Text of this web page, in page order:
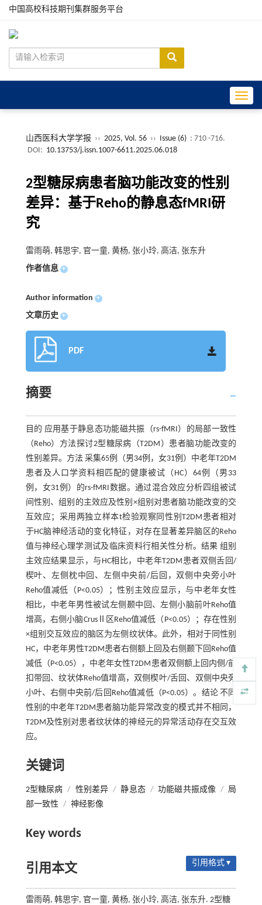
中国高校科技期刊集群服务平台
山西医科大学学报 ›› 2025, Vol. 56 ›› Issue (6) : 710 -716.
DOI: 10.13753/j.issn.1007-6611.2025.06.018
2型糖尿病患者脑功能改变的性别
差异：基于Reho的静息态fMRI研
究
雷雨萌, 韩思宇, 官一童, 黄杨, 张小玲, 高洁, 张东升
作者信息 +
Author information +
文章历史 +
PDF
摘要
目的 应用基于静息态功能磁共振（rs-fMRI）的局部一致性
（Reho）方法探讨2型糖尿病（T2DM）患者脑功能改变的
性别差异。方法 采集65例（男34例，女31例）中老年T2DM
患者及人口学资料相匹配的健康被试（HC）64例（男33
例，女31例）的rs-fMRI数据。通过混合效应分析四组被试
间性别、组别的主效应及性别×组别对患者脑功能改变的交
互效应；采用两独立样本t检验观察同性别T2DM患者相对
于HC脑神经活动的变化特征，对存在显著差异脑区的Reho
值与神经心理学测试及临床资料行相关性分析。结果 组别
主效应结果显示，与HC相比，中老年T2DM患者双侧舌回/
楔叶、左侧枕中回、左侧中央前/后回，双侧中央旁小叶
Reho值减低（P<0.05）；性别主效应显示，与中老年女性
相比，中老年男性被试左侧颞中回、左侧小脑前叶Reho值
增高，右侧小脑CrusⅡ区Reho值减低（P<0.05）；存在性别
×组别交互效应的脑区为左侧纹状体。此外，相对于同性别
HC，中老年男性T2DM患者右侧额上回及右侧颞下回Reho值
减低（P<0.05），中老年女性T2DM患者双侧额上回内侧/前
扣带回、纹状体Reho值增高，双侧楔叶/舌回、双侧中央旁
小叶、右侧中央前/后回Reho值减低（P<0.05）。结论 不同
性别的中老年T2DM患者脑功能异常改变的模式并不相同，
T2DM及性别对患者纹状体的神经元的异常活动存在交互效
应。
关键词
2型糖尿病 / 性别差异 / 静息态 / 功能磁共振成像 / 局
部一致性 / 神经影像
Key words
引用本文 引用格式 ▾
雷雨萌, 韩思宇, 官一童, 黄杨, 张小玲, 高洁, 张东升. 2型糖